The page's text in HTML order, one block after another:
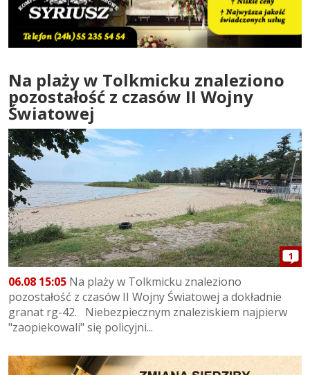
Na plaży w Tolkmicku znaleziono
pozostałość z czasów II Wojny
Światowej
1
06.08 15:05 Na plaży w Tolkmicku znaleziono
pozostałość z czasów II Wojny Światowej a dokładnie
granat rg-42. Niebezpiecznym znaleziskiem najpierw
"zaopiekowali" się policyjni...